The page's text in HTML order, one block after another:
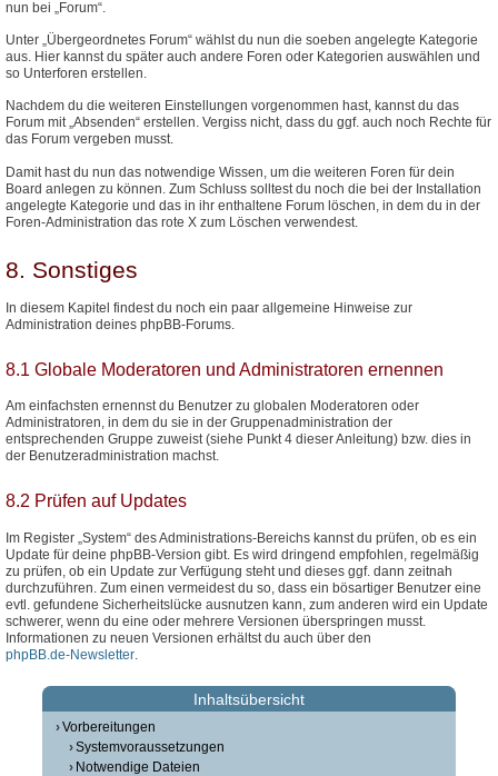
nun bei „Forum“.
Unter „Übergeordnetes Forum“ wählst du nun die soeben angelegte Kategorie
aus. Hier kannst du später auch andere Foren oder Kategorien auswählen und
so Unterforen erstellen.
Nachdem du die weiteren Einstellungen vorgenommen hast, kannst du das
Forum mit „Absenden“ erstellen. Vergiss nicht, dass du ggf. auch noch Rechte für
das Forum vergeben musst.
Damit hast du nun das notwendige Wissen, um die weiteren Foren für dein
Board anlegen zu können. Zum Schluss solltest du noch die bei der Installation
angelegte Kategorie und das in ihr enthaltene Forum löschen, in dem du in der
Foren-Administration das rote X zum Löschen verwendest.
8. Sonstiges
In diesem Kapitel findest du noch ein paar allgemeine Hinweise zur
Administration deines phpBB-Forums.
8.1 Globale Moderatoren und Administratoren ernennen
Am einfachsten ernennst du Benutzer zu globalen Moderatoren oder
Administratoren, in dem du sie in der Gruppenadministration der
entsprechenden Gruppe zuweist (siehe Punkt 4 dieser Anleitung) bzw. dies in
der Benutzeradministration machst.
8.2 Prüfen auf Updates
Im Register „System“ des Administrations-Bereichs kannst du prüfen, ob es ein
Update für deine phpBB-Version gibt. Es wird dringend empfohlen, regelmäßig
zu prüfen, ob ein Update zur Verfügung steht und dieses ggf. dann zeitnah
durchzuführen. Zum einen vermeidest du so, dass ein bösartiger Benutzer eine
evtl. gefundene Sicherheitslücke ausnutzen kann, zum anderen wird ein Update
schwerer, wenn du eine oder mehrere Versionen überspringen musst.
Informationen zu neuen Versionen erhältst du auch über den
phpBB.de-Newsletter.
Inhaltsübersicht
Vorbereitungen
Systemvoraussetzungen
Notwendige Dateien